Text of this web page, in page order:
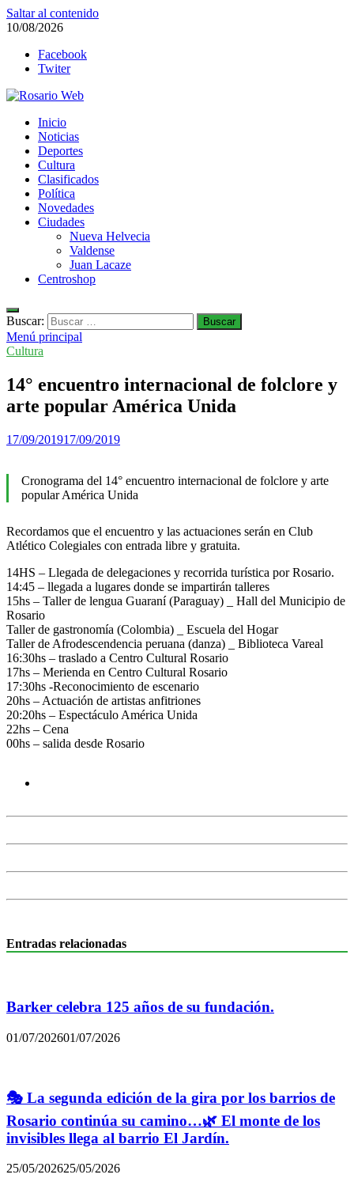
Saltar al contenido
10/08/2026
Facebook
Twiter
Rosario Web
Todas la noticias de Rosario y la zona
Inicio
Noticias
Deportes
Cultura
Clasificados
Política
Novedades
Ciudades
Nueva Helvecia
Valdense
Juan Lacaze
Centroshop
Buscar:
Menú principal
Cultura
14° encuentro internacional de folclore y
arte popular América Unida
17/09/201917/09/2019
Cronograma del 14° encuentro internacional de folclore y arte
popular América Unida
Recordamos que el encuentro y las actuaciones serán en Club
Atlético Colegiales con entrada libre y gratuita.
14HS – Llegada de delegaciones y recorrida turística por Rosario.
14:45 – llegada a lugares donde se impartirán talleres
15hs – Taller de lengua Guaraní (Paraguay) _ Hall del Municipio de
Rosario
Taller de gastronomía (Colombia) _ Escuela del Hogar
Taller de Afrodescendencia peruana (danza) _ Biblioteca Vareal
16:30hs – traslado a Centro Cultural Rosario
17hs – Merienda en Centro Cultural Rosario
17:30hs -Reconocimiento de escenario
20hs – Actuación de artistas anfitriones
20:20hs – Espectáculo América Unida
22hs – Cena
00hs – salida desde Rosario
Entradas relacionadas
Barker celebra 125 años de su fundación.
01/07/202601/07/2026
🎭 La segunda edición de la gira por los barrios de
Rosario continúa su camino…🌿 El monte de los
invisibles llega al barrio El Jardín.
25/05/202625/05/2026